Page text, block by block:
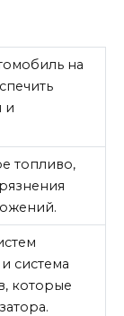
на
и
топливо,
система
которые